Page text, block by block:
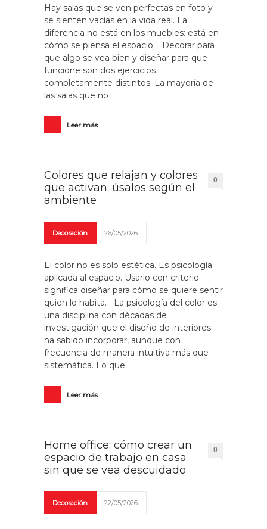
Hay salas que se ven perfectas en foto y
se sienten vacías en la vida real. La
diferencia no está en los muebles: está en
cómo se piensa el espacio. Decorar para
que algo se vea bien y diseñar para que
funcione son dos ejercicios
completamente distintos. La mayoría de
las salas que no
Leer más
Colores que relajan y colores
que activan: úsalos según el
ambiente
0
Decoración 26/05/2026
El color no es solo estética. Es psicología
aplicada al espacio. Usarlo con criterio
significa diseñar para cómo se quiere sentir
quien lo habita. La psicología del color es
una disciplina con décadas de
investigación que el diseño de interiores
ha sabido incorporar, aunque con
frecuencia de manera intuitiva más que
sistemática. Lo que
Leer más
Home office: cómo crear un
espacio de trabajo en casa
sin que se vea descuidado
0
Decoración 22/05/2026